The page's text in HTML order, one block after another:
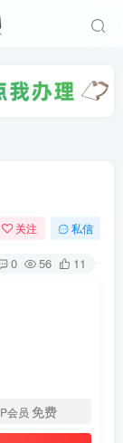
关注 私信
0 56 11
会员 免费